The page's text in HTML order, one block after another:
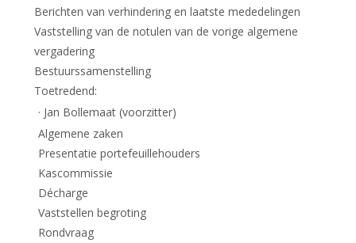
Berichten van verhindering en laatste mededelingen
Vaststelling van de notulen van de vorige algemene
vergadering
Bestuurssamenstelling
Toetredend:
· Jan Bollemaat (voorzitter)
Algemene zaken
Presentatie portefeuillehouders
Kascommissie
Décharge
Vaststellen begroting
Rondvraag